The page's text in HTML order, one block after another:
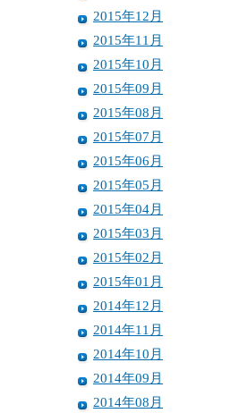
2015年12月
2015年11月
2015年10月
2015年09月
2015年08月
2015年07月
2015年06月
2015年05月
2015年04月
2015年03月
2015年02月
2015年01月
2014年12月
2014年11月
2014年10月
2014年09月
2014年08月